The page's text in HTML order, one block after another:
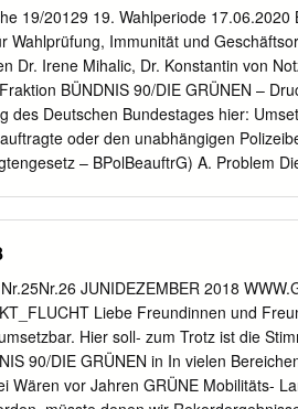
Aumer X Dorothee Bär X Thomas
Behrens (Börde) X Veronika
Bernstein X Christoph Bernstiel X Peter
Brackmann X Michael Brand
Breher X Sebastian Brehm X Heike
X Astrid Damerow X
Durz X Thomas Erndl X Dr. Dr. h. c.
19/20129 19. Wahlperiode 17.06.2020
Wahlprüfung, Immunität und
Dr. Irene Mihalic, Dr. Konstantin von
BÜNDNIS 90/DIE GRÜNEN –
des Deutschen Bundestages hier:
oder den unabhängigen
– BPolBeauftrG) A. Problem
Vorbild der Vorschriften zum
Abschnitt Xa. Regelungen für die Wahl
in die GO-BT aufgenommen
Fraktionen der CDU/CSU, SPD und
NIS 90/DIE GRÜNEN bei
der Vorlage. D. Kosten Keine.
Beschlussempfehlung Der
JUNIDEZEMBER 2018
Liebe Freundinnen und
Hier soll- zum Trotz ist die
90/DIE GRÜNEN in In vielen
Wären vor Jahren GRÜNE Mobilitäts-